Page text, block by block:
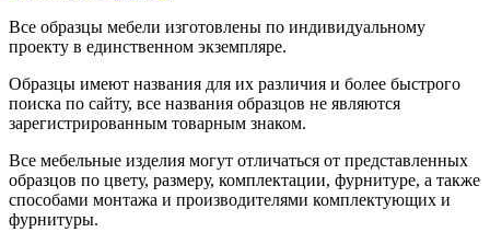
Все образцы мебели изготовлены по индивидуальному
проекту в единственном экземпляре.
Образцы имеют названия для их различия и более быстрого
поиска по сайту, все названия образцов не являются
зарегистрированным товарным знаком.
Все мебельные изделия могут отличаться от представленных
образцов по цвету, размеру, комплектации, фурнитуре, а также
способами монтажа и производителями комплектующих и
фурнитуры.